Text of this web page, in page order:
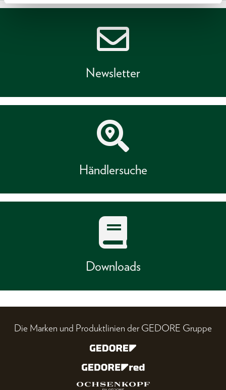
Newsletter
Händlersuche
Downloads
Die Marken und Produktlinien der GEDORE Gruppe